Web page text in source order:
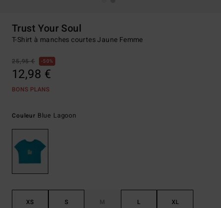
Trust Your Soul
T-Shirt à manches courtes Jaune Femme
25,95 € 50%
12,98 €
BONS PLANS
Couleur Blue Lagoon
XS S M L XL